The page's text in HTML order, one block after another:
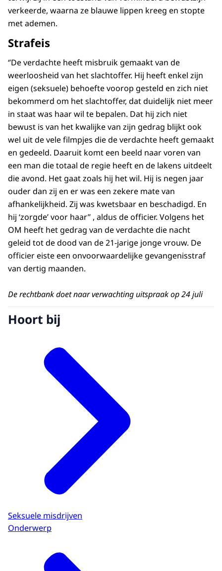
verkeerde, waarna ze blauwe lippen kreeg en stopte
met ademen.
Strafeis
‘’De verdachte heeft misbruik gemaakt van de
weerloosheid van het slachtoffer. Hij heeft enkel zijn
eigen (seksuele) behoefte voorop gesteld en zich niet
bekommerd om het slachtoffer, dat duidelijk niet meer
in staat was haar wil te bepalen. Dat hij zich niet
bewust is van het kwalijke van zijn gedrag blijkt ook
wel uit de vele filmpjes die de verdachte heeft gemaakt
en gedeeld. Daaruit komt een beeld naar voren van
een man die totaal de regie heeft en de lakens uitdeelt
die avond. Het gaat zoals hij het wil. Hij is negen jaar
ouder dan zij en er was een zekere mate van
afhankelijkheid. Zij was kwetsbaar en beschadigd. En
hij ‘zorgde’ voor haar’’ , aldus de officier. Volgens het
OM heeft het gedrag van de verdachte die nacht
geleid tot de dood van de 21-jarige jonge vrouw. De
officier eiste een onvoorwaardelijke gevangenisstraf
van dertig maanden.
De rechtbank doet naar verwachting uitspraak op 24 juli
Hoort bij
Seksuele misdrijven
Onderwerp